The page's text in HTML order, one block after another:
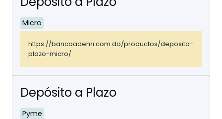
Micro
https://bancoademi.com.do/productos/deposito-
plazo-micro/
Depósito a Plazo
Pyme